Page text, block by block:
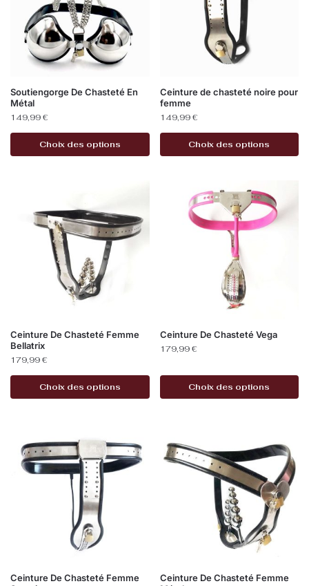
Soutiengorge De Chasteté En
Métal
149,99€
Choix des options
Ceinture de chasteté noire pour
femme
149,99€
Choix des options
Ceinture De Chasteté Femme
Bellatrix
179,99€
Choix des options
Ceinture De Chasteté Vega
179,99€
Choix des options
Ceinture De Chasteté Femme
Ceinture De Chasteté Femme